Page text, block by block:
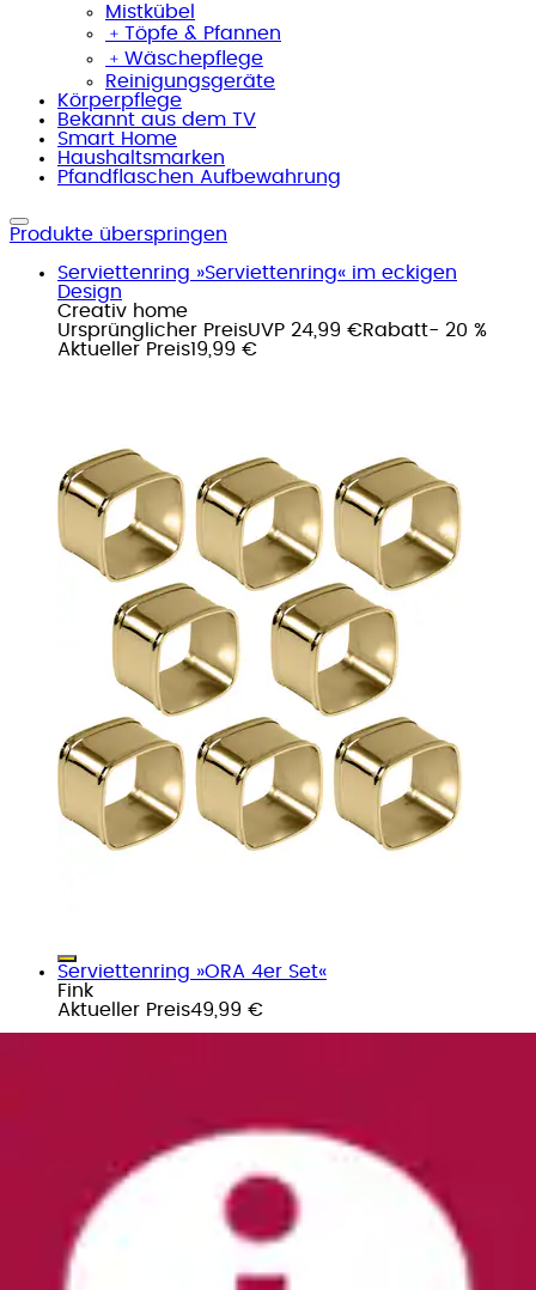
Mistkübel
﹢ Töpfe & Pfannen
﹢ Wäschepflege
Reinigungsgeräte
Körperpflege
Bekannt aus dem TV
Smart Home
Haushaltsmarken
Pfandflaschen Aufbewahrung
Produkte überspringen
Serviettenring »Serviettenring« im eckigen
Design
Creativ home
Ursprünglicher PreisUVP 24,99 €Rabatt- 20 %
Aktueller Preis19,99 €
Serviettenring »ORA 4er Set«
Fink
Aktueller Preis49,99 €